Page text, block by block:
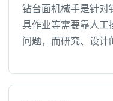
钻台面机械手是针对
具作业等需要靠人工
问题，而研究、设